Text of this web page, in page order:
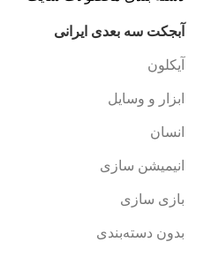
آبجکت سه بعدی ایرانی
آیکلون
ابزار و وسایل
انسان
انیمیشن سازی
بازی سازی
بدون دسته‌بندی